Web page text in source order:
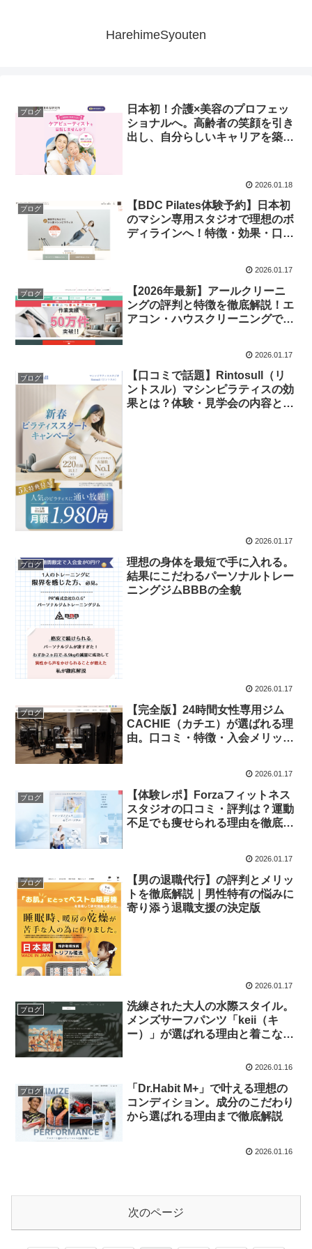
HarehimeSyouten
ブログ
日本初！介護×美容のプロフェッ
ショナルへ。高齢者の笑顔を引き
出し、自分らしいキャリアを築く
2026.01.18
ブログ
【BDC Pilates体験予約】日本初
のマシン専用スタジオで理想のボ
ディラインへ！特徴・効果・口コ
2026.01.17
ブログ
【2026年最新】アールクリーニ
ングの評判と特徴を徹底解説！エ
アコン・ハウスクリーニングで選
2026.01.17
ブログ
【口コミで話題】Rintosull（リ
ントスル）マシンピラティスの効
果とは？体験・見学会の内容とメ
2026.01.17
ブログ
理想の身体を最短で手に入れる。
結果にこだわるパーソナルトレー
ニングジムBBBの全貌
2026.01.17
ブログ
【完全版】24時間女性専用ジム
CACHIE（カチエ）が選ばれる理
由。口コミ・特徴・入会メリット
2026.01.17
ブログ
【体験レポ】Forzaフィットネス
スタジオの口コミ・評判は？運動
不足でも痩せられる理由を徹底解
2026.01.17
ブログ
【男の退職代行】の評判とメリッ
トを徹底解説｜男性特有の悩みに
寄り添う退職支援の決定版
2026.01.17
ブログ
洗練された大人の水際スタイル。
メンズサーフパンツ「keii（キ
ー）」が選ばれる理由と着こなし
2026.01.16
ブログ
「Dr.Habit M+」で叶える理想の
コンディション。成分のこだわり
から選ばれる理由まで徹底解説
2026.01.16
次のページ